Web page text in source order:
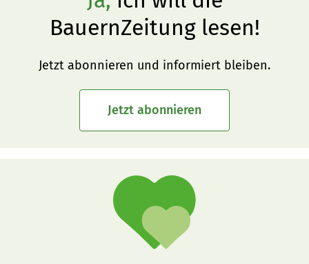
BauernZeitung lesen!
Jetzt abonnieren und informiert bleiben.
Jetzt abonnieren